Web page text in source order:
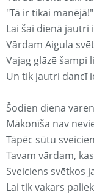
"Tā ir tikai manējā!"
Lai šai dienā jautri
Vārdam Aigula
Vajag glāzē šampi
Un tik jautri dancī
Šodien diena
Mākonīša nav
Tāpēc sūtu
Tavam vārdam,
Sveiciens svētkos
Lai tik vakars